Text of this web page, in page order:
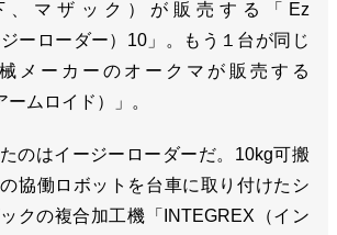
、マザック）が販売する「Ez
ーローダー）10」。もう１台が同じ
メーカーのオークマが販売する
ームロイド）」。
のはイージーローダーだ。10kg可搬
協働ロボットを台車に取り付けたシ
クの複合加工機「INTEGREX（イン